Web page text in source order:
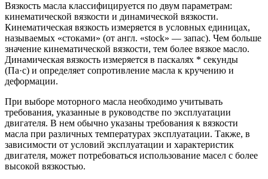
Вязкость масла классифицируется по двум параметрам:
кинематической вязкости и динамической вязкости.
Кинематическая вязкость измеряется в условных единицах,
называемых «стоками» (от англ. «stock» — запас). Чем больше
значение кинематической вязкости, тем более вязкое масло.
Динамическая вязкость измеряется в паскалях * секунды
(Па·с) и определяет сопротивление масла к кручению и
деформации.
При выборе моторного масла необходимо учитывать
требования, указанные в руководстве по эксплуатации
двигателя. В нем обычно указаны требования к вязкости
масла при различных температурах эксплуатации. Также, в
зависимости от условий эксплуатации и характеристик
двигателя, может потребоваться использование масел с более
высокой вязкостью.